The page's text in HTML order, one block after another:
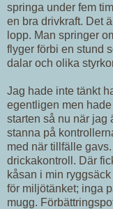
springa under fem
en bra drivkraft. Det
lopp. Man springer
flyger förbi en stund
dalar och olika
Jag hade inte tänkt
egentligen men
starten så nu när jag
stanna på
med när tillfälle
drickakontroll. Där
kåsan i min
för miljötänket; inga
mugg.